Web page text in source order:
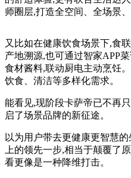
师圈层,打造全空间、全场景
又比如在健康饮食场景下,食
产地溯源,也可通过智家APP
食材酱料,联动厨电主动烹饪
饮食、清洁等多样化需求。
能看见,现阶段卡萨帝已不再
启了场景品牌的新征途。
以为用户带去更健康更智慧
上的领先一步,相当于颠覆了
看更像是一种降维打击。